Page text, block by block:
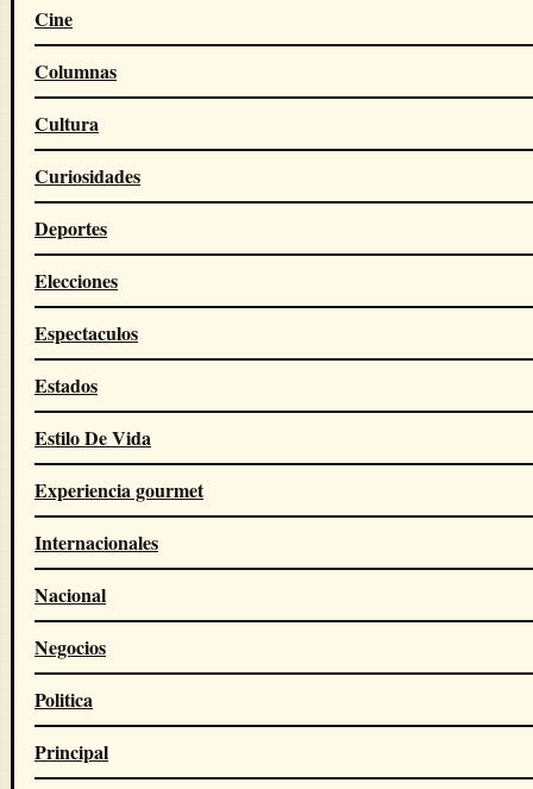
Cine
Columnas
Cultura
Curiosidades
Deportes
Elecciones
Espectaculos
Estados
Estilo De Vida
Experiencia gourmet
Internacionales
Nacional
Negocios
Politica
Principal